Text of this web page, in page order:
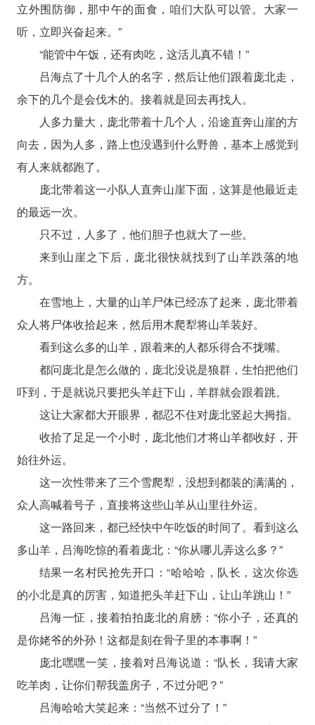
立外围防御，那中午的面食，咱们大队可以管。大家一
听，立即兴奋起来。”
“能管中午饭，还有肉吃，这活儿真不错！”
吕海点了十几个人的名字，然后让他们跟着庞北走，
余下的几个是会伐木的。接着就是回去再找人。
人多力量大，庞北带着十几个人，沿途直奔山崖的方
向去，因为人多，路上也没遇到什么野兽，基本上感觉到
有人来就都跑了。
庞北带着这一小队人直奔山崖下面，这算是他最近走
的最远一次。
只不过，人多了，他们胆子也就大了一些。
来到山崖之下后，庞北很快就找到了山羊跌落的地
方。
在雪地上，大量的山羊尸体已经冻了起来，庞北带着
众人将尸体收拾起来，然后用木爬犁将山羊装好。
看到这么多的山羊，跟着来的人都乐得合不拢嘴。
都问庞北是怎么做的，庞北没说是狼群，生怕把他们
吓到，于是就说只要把头羊赶下山，羊群就会跟着跳。
这让大家都大开眼界，都忍不住对庞北竖起大拇指。
收拾了足足一个小时，庞北他们才将山羊都收好，开
始往外运。
这一次性带来了三个雪爬犁，没想到都装的满满的，
众人高喊着号子，直接将这些山羊从山里往外运。
这一路回来，都已经快中午吃饭的时间了。看到这么
多山羊，吕海吃惊的看着庞北：“你从哪儿弄这么多？”
结果一名村民抢先开口：“哈哈哈，队长，这次你选
的小北是真的厉害，知道把头羊赶下山，让山羊跳山！”
吕海一怔，接着拍拍庞北的肩膀：“你小子，还真的
是你姥爷的外孙！这都是刻在骨子里的本事啊！”
庞北嘿嘿一笑，接着对吕海说道：“队长，我请大家
吃羊肉，让你们帮我盖房子，不过分吧？”
吕海哈哈大笑起来：“当然不过分了！”